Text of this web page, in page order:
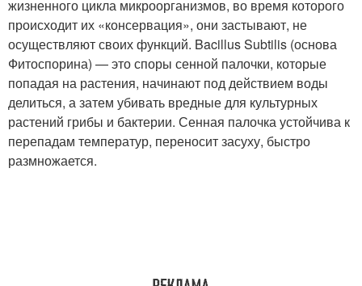
жизненного цикла микроорганизмов, во время которого
происходит их «консервация», они застывают, не
осуществляют своих функций. Bacillus Subtilis (основа
Фитоспорина) — это споры сенной палочки, которые
попадая на растения, начинают под действием воды
делиться, а затем убивать вредные для культурных
растений грибы и бактерии. Сенная палочка устойчива к
перепадам температур, переносит засуху, быстро
размножается.